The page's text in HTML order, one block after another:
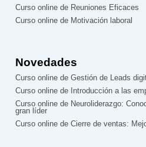
Curso online de Reuniones Eficaces
Curso online de Motivación laboral
Novedades
Curso online de Gestión de Leads
Curso online de Introducción a las
Curso online de Neuroliderazgo:
gran líder
Curso online de Cierre de ventas: